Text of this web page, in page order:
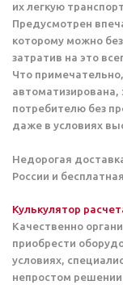
их легкую
Предусмотрен
которому можно
затратив на это
Что
автоматизирована,
потребителю без
даже в условиях
Недорогая
России и
Кулькулятор
Качественно
приобрести
условиях,
непростом решении